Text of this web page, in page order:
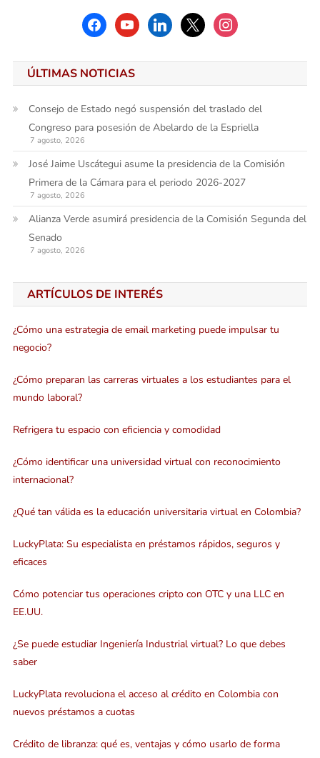
facebookyoutubelinkedinx instagram
ÚLTIMAS NOTICIAS
Consejo de Estado negó suspensión del traslado del
Congreso para posesión de Abelardo de la Espriella
7 agosto, 2026
José Jaime Uscátegui asume la presidencia de la Comisión
Primera de la Cámara para el periodo 2026-2027
7 agosto, 2026
Alianza Verde asumirá presidencia de la Comisión Segunda del
Senado
7 agosto, 2026
ARTÍCULOS DE INTERÉS
¿Cómo una estrategia de email marketing puede impulsar tu
negocio?
¿Cómo preparan las carreras virtuales a los estudiantes para el
mundo laboral?
Refrigera tu espacio con eficiencia y comodidad
¿Cómo identificar una universidad virtual con reconocimiento
internacional?
¿Qué tan válida es la educación universitaria virtual en Colombia?
LuckyPlata: Su especialista en préstamos rápidos, seguros y
eficaces
Cómo potenciar tus operaciones cripto con OTC y una LLC en
EE.UU.
¿Se puede estudiar Ingeniería Industrial virtual? Lo que debes
saber
LuckyPlata revoluciona el acceso al crédito en Colombia con
nuevos préstamos a cuotas
Crédito de libranza: qué es, ventajas y cómo usarlo de forma